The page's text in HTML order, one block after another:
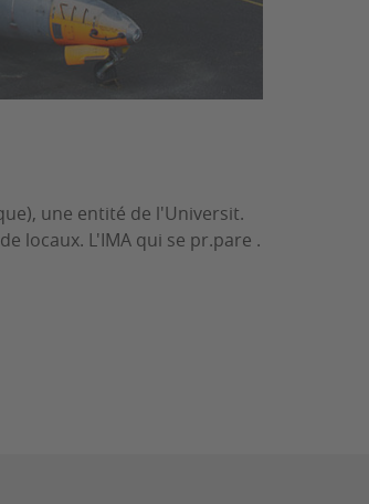
une entité de l'Universit.
locaux. L'IMA qui se pr.pare .